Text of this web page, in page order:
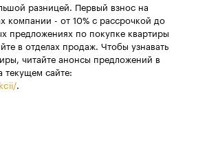
разницей. Первый взнос на
компании - от 10% с рассрочкой до
предложениях по покупке квартиры
в отделах продаж. Чтобы узнавать
читайте анонсы предложений в
текущем сайте:
.